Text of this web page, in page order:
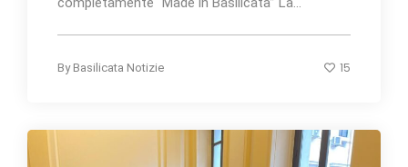
By Basilicata Notizie 15